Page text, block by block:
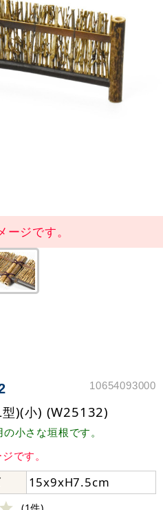
ジです。
10654093000
型)(小) (W25132)
小さな垣根です。
です。
15x9xH7.5cm
(1件)